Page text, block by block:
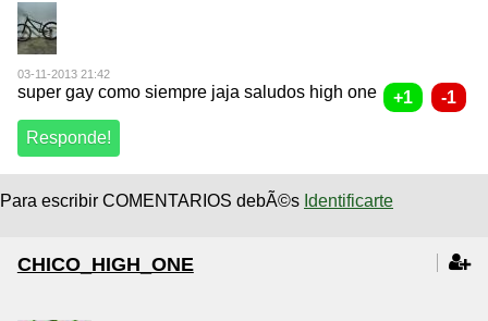
03-11-2013 21:42
super gay como siempre jaja saludos high one
Para escribir COMENTARIOS debÃ©s Identificarte
CHICO_HIGH_ONE